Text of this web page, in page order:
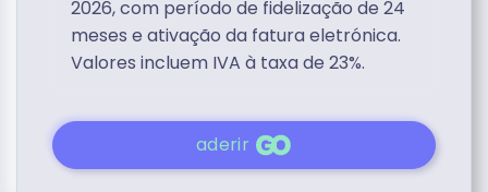
2026, com período de fidelização de 24
meses e ativação da fatura eletrónica.
Valores incluem IVA à taxa de 23%.
aderir